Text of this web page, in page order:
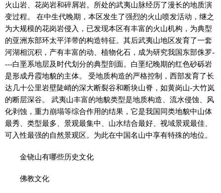
火山岩、花岗岩和碎屑岩。所处的武夷山脉经历了漫长的地质演
变过程。 在中生代晚期，本区发生了强烈的火山喷发活动，继之
为大规模的花岗岩侵入，已发现本区有丰富的火山机构，为典型
的亚洲东部环太平洋带的构造特征。其后武夷山地区发育了一套
河湖相沉积，产有丰富的动、植物化石，成为研究我国东部侏罗-
---白垩系地层及时代划分的典型剖面。白垩纪晚期的红色砂砾岩
是形成丹霞地貌的主体。 受地质构造的严格控制，西部发育了长
达几十公里岩壁陡峭的深大断裂谷和断块山脊，如黄岗山-大竹岚
的断层深谷。 武夷山丰富的地貌类型是地质构造、流水侵蚀、风
化剥蚀，重力崩塌等综合作用的结果，它是我国同类地貌中山体
最秀、类型最多、景观最集中、山水结合最好、视域景观最佳、
可入性最强的自然景观区。为此在中国名山中享有特殊的地位。
金铙山有哪些历史文化
佛教文化